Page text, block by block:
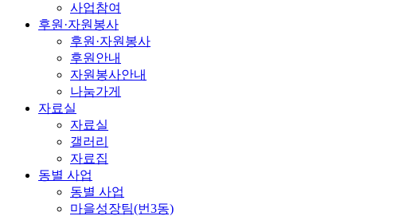
사업참여
후원·자원봉사
후원·자원봉사
후원안내
자원봉사안내
나눔가게
자료실
자료실
갤러리
자료집
동별 사업
동별 사업
마을성장팀(번3동)